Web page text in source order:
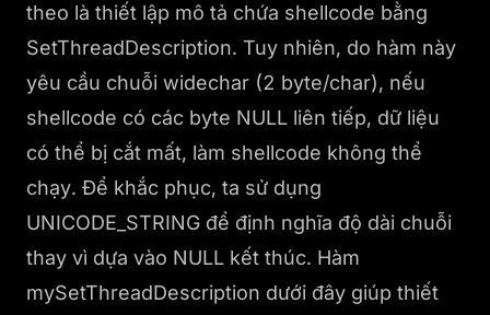
theo là thiết lập mô tả chứa shellcode bằng
SetThreadDescription. Tuy nhiên, do hàm này
yêu cầu chuỗi widechar (2 byte/char), nếu
shellcode có các byte NULL liên tiếp, dữ liệu
có thể bị cắt mất, làm shellcode không thể
chạy. Để khắc phục, ta sử dụng
UNICODE_STRING để định nghĩa độ dài chuỗi
thay vì dựa vào NULL kết thúc. Hàm
mySetThreadDescription dưới đây giúp thiết